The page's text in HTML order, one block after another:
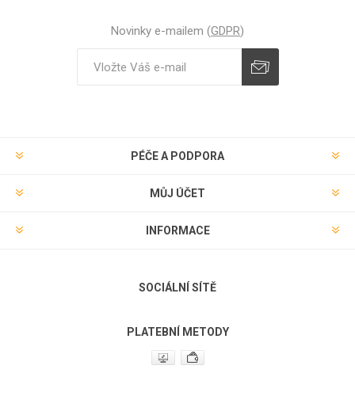
Novinky e-mailem (GDPR)
PÉČE A PODPORA
MŮJ ÚČET
INFORMACE
SOCIÁLNÍ SÍTĚ
PLATEBNÍ METODY